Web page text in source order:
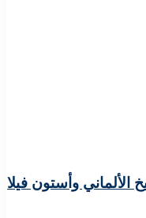
الألماني وأستون فيلا